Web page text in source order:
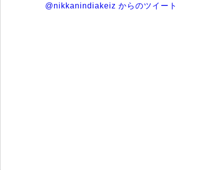
@nikkanindiakeiz からのツイート